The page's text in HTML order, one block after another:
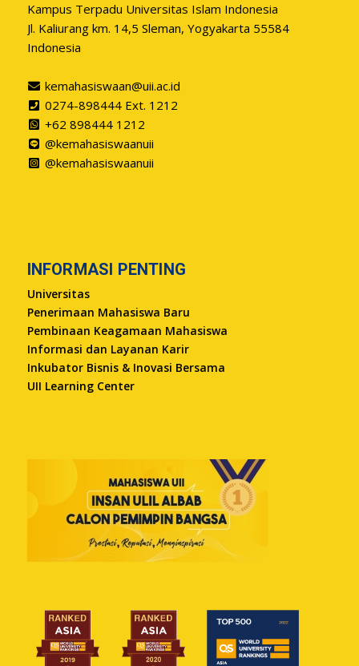
Kampus Terpadu Universitas Islam Indonesia
Jl. Kaliurang km. 14,5 Sleman, Yogyakarta 55584
Indonesia
kemahasiswaan@uii.ac.id
0274-898444 Ext. 1212
+62 898444 1212
@kemahasiswaanuii
@kemahasiswaanuii
INFORMASI PENTING
Universitas
Penerimaan Mahasiswa Baru
Pembinaan Keagamaan Mahasiswa
Informasi dan Layanan Karir
Inkubator Bisnis & Inovasi Bersama
UII Learning Center